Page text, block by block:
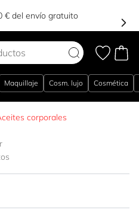
€ del envío gratuito
Maquillaje Cosm. lujo Cosmética
corporales